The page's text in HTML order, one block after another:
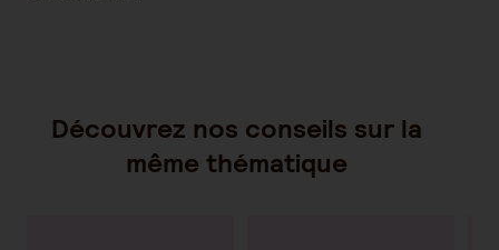
Découvrez nos conseils sur la
même thématique